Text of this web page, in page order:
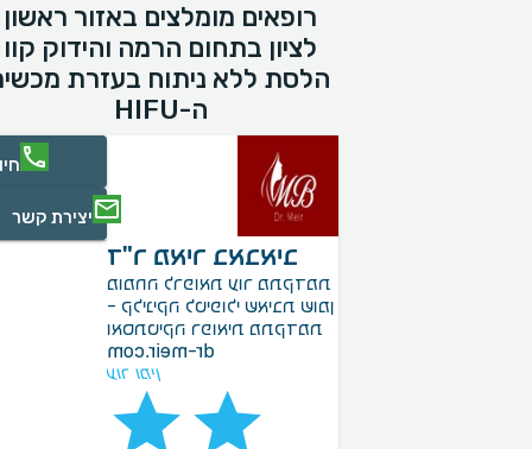
רופאים מומלצים באזור ראשון
לציון בתחום הרמה והידוק קוו
הלסת ללא ניתוח בעזרת
ה-HIFU
ד"ר מאיר באבאיב
מומחה לרפואת עור מתקדמת
- קליניקה לטיפולי שאיבת שומן
ואסתטיקה רפואית מתקדמת
dr-meir.com
עור ומין
יצירת קשר